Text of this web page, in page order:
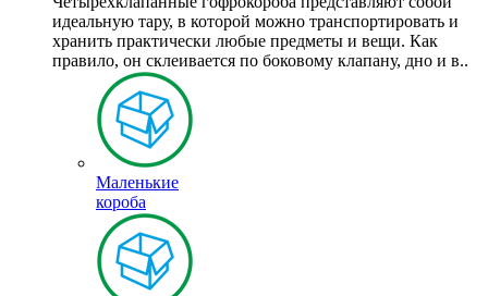
идеальную тару, в которой можно транспортировать и
хранить практически любые предметы и вещи. Как
правило, он склеивается по боковому клапану, дно и в..
Маленькие
короба